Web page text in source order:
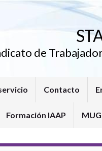
de
Contacto
Formación IAAP